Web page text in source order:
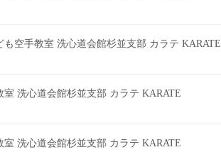
空手教室 洗心道会館杉並支部 カラテ KARATE
洗心道会館杉並支部 カラテ KARATE
洗心道会館杉並支部 カラテ KARATE